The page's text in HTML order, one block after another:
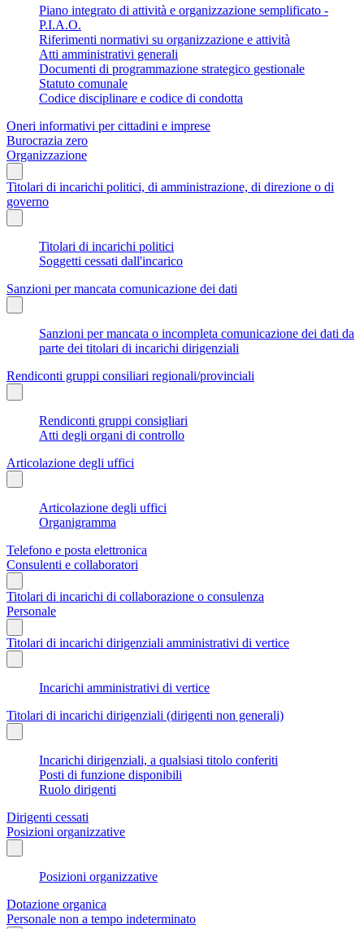
Piano integrato di attività e organizzazione semplificato -
P.I.A.O.
Riferimenti normativi su organizzazione e attività
Atti amministrativi generali
Documenti di programmazione strategico gestionale
Statuto comunale
Codice disciplinare e codice di condotta
Oneri informativi per cittadini e imprese
Burocrazia zero
Organizzazione
Titolari di incarichi politici, di amministrazione, di direzione o di
governo
Titolari di incarichi politici
Soggetti cessati dall'incarico
Sanzioni per mancata comunicazione dei dati
Sanzioni per mancata o incompleta comunicazione dei dati da
parte dei titolari di incarichi dirigenziali
Rendiconti gruppi consiliari regionali/provinciali
Rendiconti gruppi consigliari
Atti degli organi di controllo
Articolazione degli uffici
Articolazione degli uffici
Organigramma
Telefono e posta elettronica
Consulenti e collaboratori
Titolari di incarichi di collaborazione o consulenza
Personale
Titolari di incarichi dirigenziali amministrativi di vertice
Incarichi amministrativi di vertice
Titolari di incarichi dirigenziali (dirigenti non generali)
Incarichi dirigenziali, a qualsiasi titolo conferiti
Posti di funzione disponibili
Ruolo dirigenti
Dirigenti cessati
Posizioni organizzative
Posizioni organizzative
Dotazione organica
Personale non a tempo indeterminato